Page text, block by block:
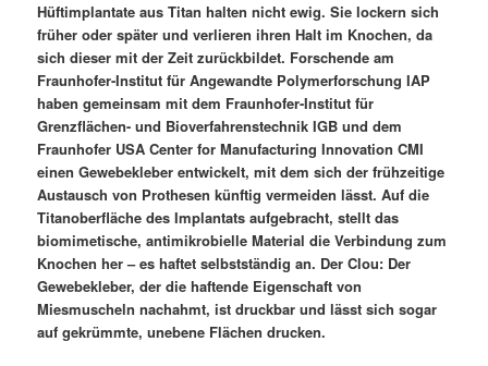
Hüftimplantate aus Titan halten nicht ewig. Sie lockern sich
früher oder später und verlieren ihren Halt im Knochen, da
sich dieser mit der Zeit zurückbildet. Forschende am
Fraunhofer-Institut für Angewandte Polymerforschung IAP
haben gemeinsam mit dem Fraunhofer-Institut für
Grenzflächen- und Bioverfahrenstechnik IGB und dem
Fraunhofer USA Center for Manufacturing Innovation CMI
einen Gewebekleber entwickelt, mit dem sich der frühzeitige
Austausch von Prothesen künftig vermeiden lässt. Auf die
Titanoberfläche des Implantats aufgebracht, stellt das
biomimetische, antimikrobielle Material die Verbindung zum
Knochen her – es haftet selbstständig an. Der Clou: Der
Gewebekleber, der die haftende Eigenschaft von
Miesmuscheln nachahmt, ist druckbar und lässt sich sogar
auf gekrümmte, unebene Flächen drucken.